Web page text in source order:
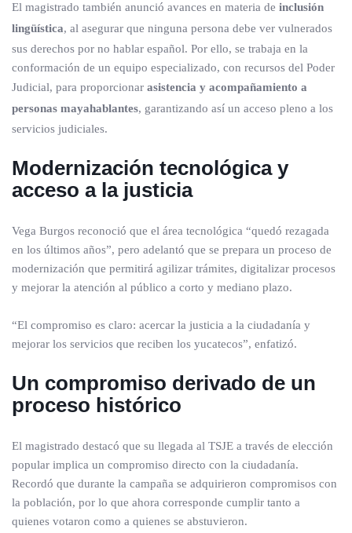
El magistrado también anunció avances en materia de inclusión
lingüística, al asegurar que ninguna persona debe ver vulnerados
sus derechos por no hablar español. Por ello, se trabaja en la
conformación de un equipo especializado, con recursos del Poder
Judicial, para proporcionar asistencia y acompañamiento a
personas mayahablantes, garantizando así un acceso pleno a los
servicios judiciales.
Modernización tecnológica y
acceso a la justicia
Vega Burgos reconoció que el área tecnológica “quedó rezagada
en los últimos años”, pero adelantó que se prepara un proceso de
modernización que permitirá agilizar trámites, digitalizar procesos
y mejorar la atención al público a corto y mediano plazo.
“El compromiso es claro: acercar la justicia a la ciudadanía y
mejorar los servicios que reciben los yucatecos”, enfatizó.
Un compromiso derivado de un
proceso histórico
El magistrado destacó que su llegada al TSJE a través de elección
popular implica un compromiso directo con la ciudadanía.
Recordó que durante la campaña se adquirieron compromisos con
la población, por lo que ahora corresponde cumplir tanto a
quienes votaron como a quienes se abstuvieron.